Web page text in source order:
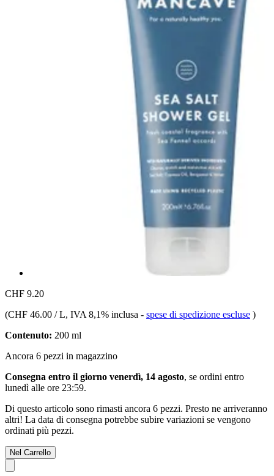
CHF 9.20
(CHF 46.00 / L, IVA 8,1% inclusa - spese di spedizione escluse )
Contenuto: 200 ml
Ancora 6 pezzi in magazzino
Consegna entro il giorno venerdì, 14 agosto, se ordini entro
lunedì alle ore 23:59.
Di questo articolo sono rimasti ancora 6 pezzi. Presto ne arriveranno
altri! La data di consegna potrebbe subire variazioni se vengono
ordinati più pezzi.
Nel Carrello